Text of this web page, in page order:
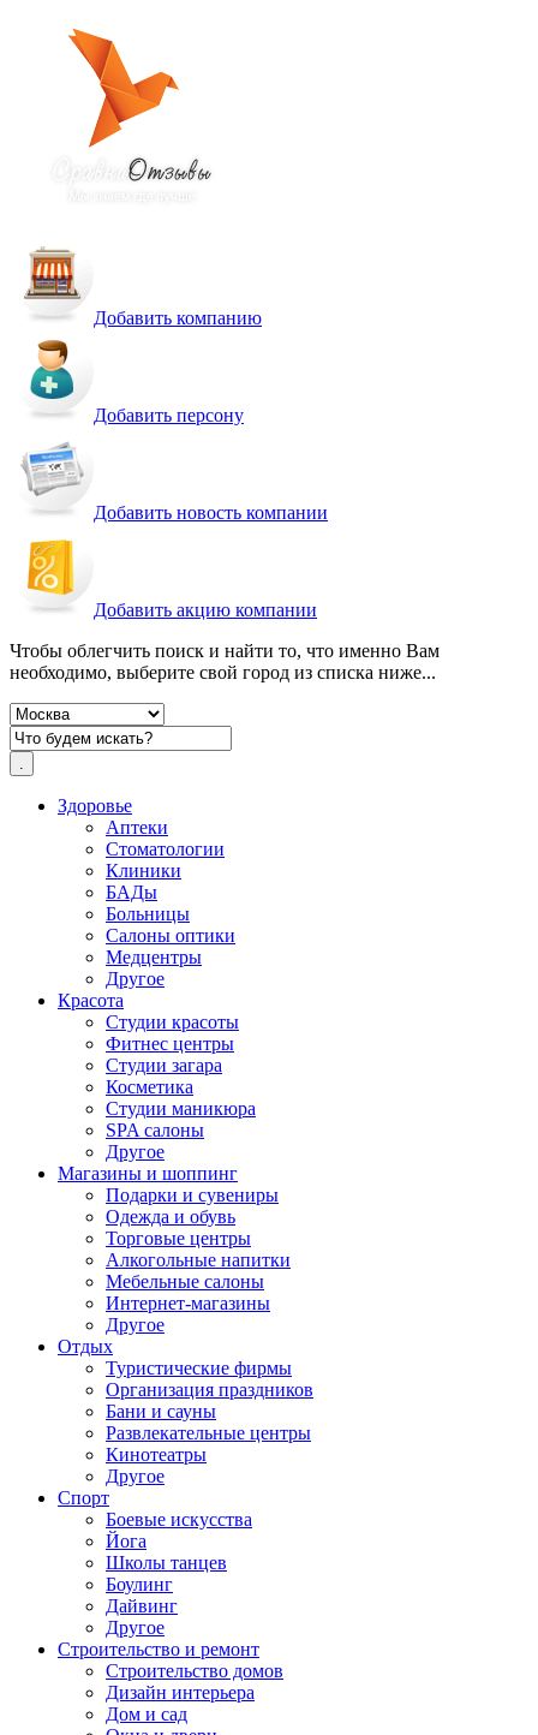
Добавить компанию
Добавить персону
Добавить новость компании
Добавить акцию компании
Чтобы облегчить поиск и найти то, что именно Вам
необходимо, выберите свой город из списка ниже...
Здоровье
Аптеки
Стоматологии
Клиники
БАДы
Больницы
Салоны оптики
Медцентры
Другое
Красота
Студии красоты
Фитнес центры
Студии загара
Косметика
Студии маникюра
SPA салоны
Другое
Магазины и шоппинг
Подарки и сувениры
Одежда и обувь
Торговые центры
Алкогольные напитки
Мебельные салоны
Интернет-магазины
Другое
Отдых
Туристические фирмы
Организация праздников
Бани и сауны
Развлекательные центры
Кинотеатры
Другое
Спорт
Боевые искусства
Йога
Школы танцев
Боулинг
Дайвинг
Другое
Строительство и ремонт
Строительство домов
Дизайн интерьера
Дом и сад